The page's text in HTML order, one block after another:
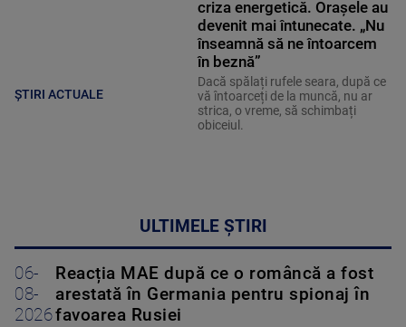
ȘTIRI ACTUALE
criza energetică. Orașele au
devenit mai întunecate. „Nu
înseamnă să ne întoarcem
în beznă”
Dacă spălați rufele seara, după ce
vă întoarceți de la muncă, nu ar
strica, o vreme, să schimbați
obiceiul.
ULTIMELE ȘTIRI
06-
08-
2026
Reacția MAE după ce o româncă a fost
arestată în Germania pentru spionaj în
favoarea Rusiei